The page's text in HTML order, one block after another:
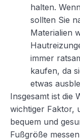
halten.
sollten Sie
Materialien
immer
kaufen, da
etwas
Insgesamt ist die
wichtiger Faktor,
bequem und
Fußgröße